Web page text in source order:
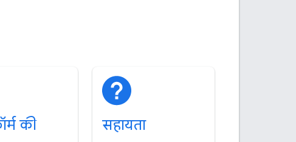
की
सहायता